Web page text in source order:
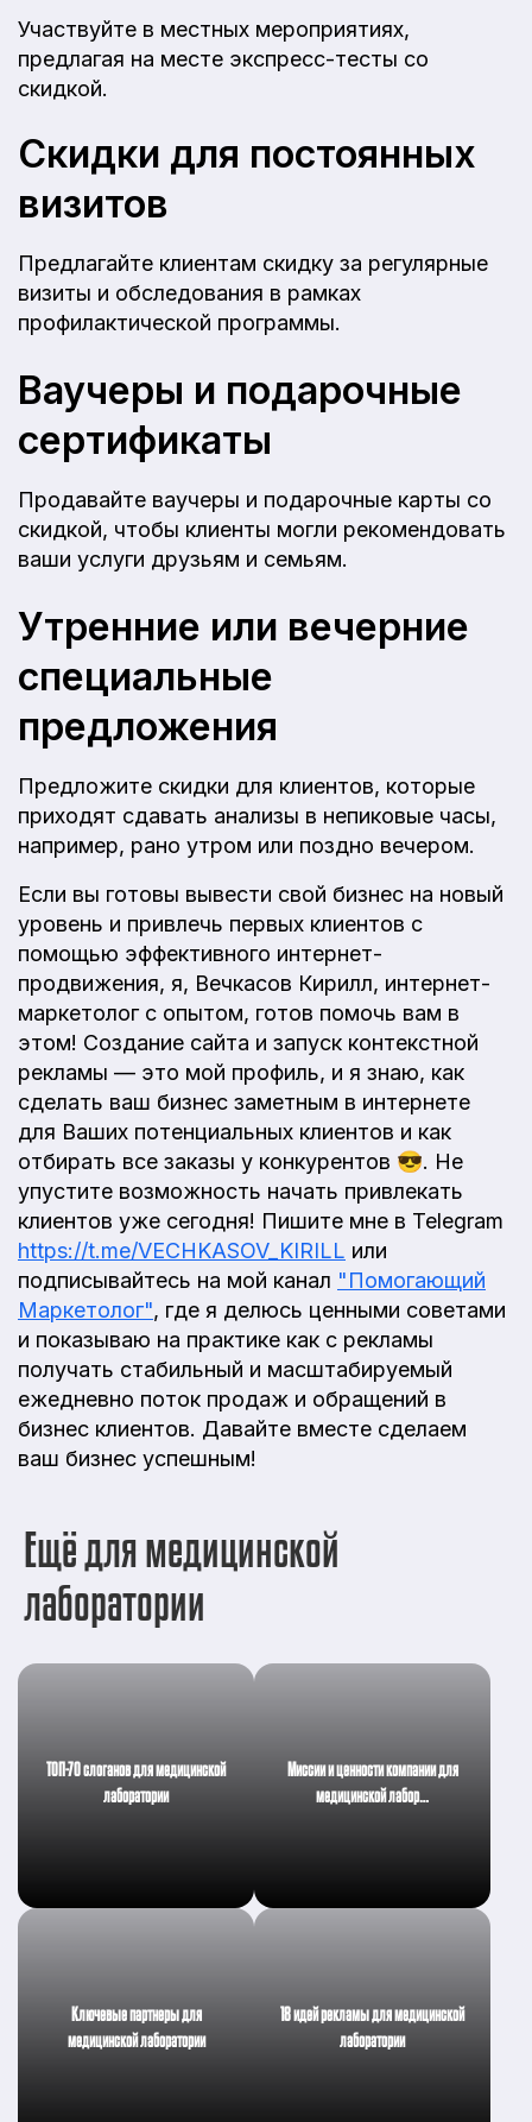
Участвуйте в местных мероприятиях,
предлагая на месте экспресс-тесты со
скидкой.
Скидки для постоянных
визитов
Предлагайте клиентам скидку за регулярные
визиты и обследования в рамках
профилактической программы.
Ваучеры и подарочные
сертификаты
Продавайте ваучеры и подарочные карты со
скидкой, чтобы клиенты могли рекомендовать
ваши услуги друзьям и семьям.
Утренние или вечерние
специальные
предложения
Предложите скидки для клиентов, которые
приходят сдавать анализы в непиковые часы,
например, рано утром или поздно вечером.
Если вы готовы вывести свой бизнес на новый
уровень и привлечь первых клиентов с
помощью эффективного интернет-
продвижения, я, Вечкасов Кирилл, интернет-
маркетолог с опытом, готов помочь вам в
этом! Создание сайта и запуск контекстной
рекламы — это мой профиль, и я знаю, как
сделать ваш бизнес заметным в интернете
для Ваших потенциальных клиентов и как
отбирать все заказы у конкурентов 😎. Не
упустите возможность начать привлекать
клиентов уже сегодня! Пишите мне в Telegram
https://t.me/VECHKASOV_KIRILL или
подписывайтесь на мой канал "Помогающий
Маркетолог", где я делюсь ценными советами
и показываю на практике как с рекламы
получать стабильный и масштабируемый
ежедневно поток продаж и обращений в
бизнес клиентов. Давайте вместе сделаем
ваш бизнес успешным!
Ещё для медицинской
лаборатории
ТОП-70 слоганов для медицинской
лаборатории
Миссии и ценности компании для
медицинской лабор…
Ключевые партнеры для
медицинской лаборатории
18 идей рекламы для медицинской
лаборатории